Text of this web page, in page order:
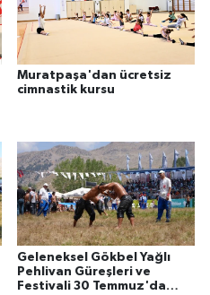
Muratpaşa'dan ücretsiz
cimnastik kursu
Geleneksel Gökbel Yağlı
Pehlivan Güreşleri ve
Festivali 30 Temmuz'da